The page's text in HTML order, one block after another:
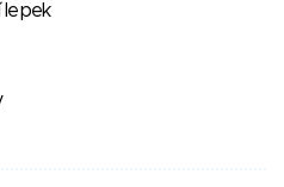
lepek